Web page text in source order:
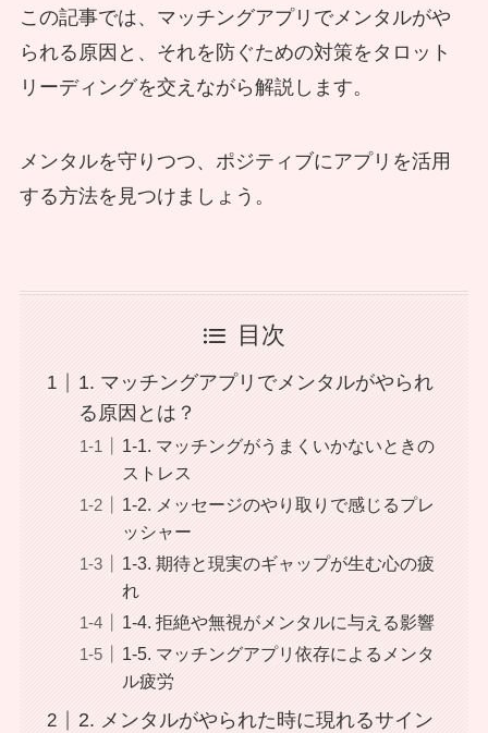
この記事では、マッチングアプリでメンタルがや
られる原因と、それを防ぐための対策をタロット
リーディングを交えながら解説します。
メンタルを守りつつ、ポジティブにアプリを活用
する方法を見つけましょう。
目次
1. マッチングアプリでメンタルがやられ
る原因とは？
1-1. マッチングがうまくいかないときの
ストレス
1-2. メッセージのやり取りで感じるプレ
ッシャー
1-3. 期待と現実のギャップが生む心の疲
れ
1-4. 拒絶や無視がメンタルに与える影響
1-5. マッチングアプリ依存によるメンタ
ル疲労
2. メンタルがやられた時に現れるサイン